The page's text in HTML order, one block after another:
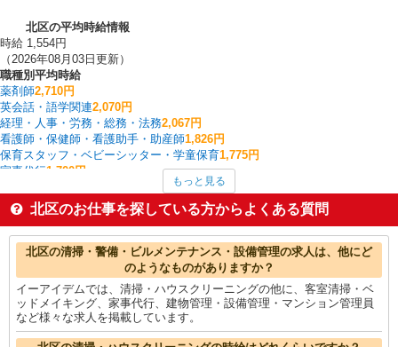
北区の平均時給情報
時給 1,554円
（2026年08月03日更新）
職種別平均時給
薬剤師2,710円
英会話・語学関連2,070円
経理・人事・労務・総務・法務2,067円
看護師・保健師・看護助手・助産師1,826円
保育スタッフ・ベビーシッター・学童保育1,775円
家事代行1,700円
その他販売・サービス1,600円
給食
1,600円
生産管理・品質管理1,600円
北区の他の職種の平均時給を見る
もっと見る
北区のお仕事を探している方からよくある質問
北区の清掃・警備・ビルメンテナンス・設備管理の求人は、他にど
のようなものがありますか？
イーアイデムでは、清掃・ハウスクリーニングの他に、客室清掃・ベ
ッドメイキング、家事代行、建物管理・設備管理・マンション管理員
など様々な求人を掲載しています。